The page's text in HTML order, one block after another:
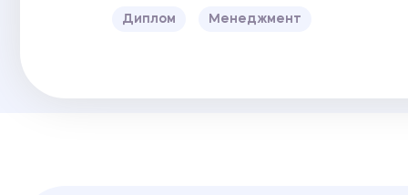
Диплом Менеджмент